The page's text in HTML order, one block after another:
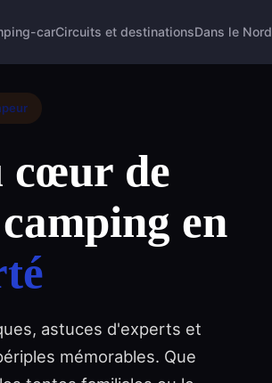
carCircuits et destinationsDans le Nord
cœur de
en
astuces d'experts et
mémorables. Que